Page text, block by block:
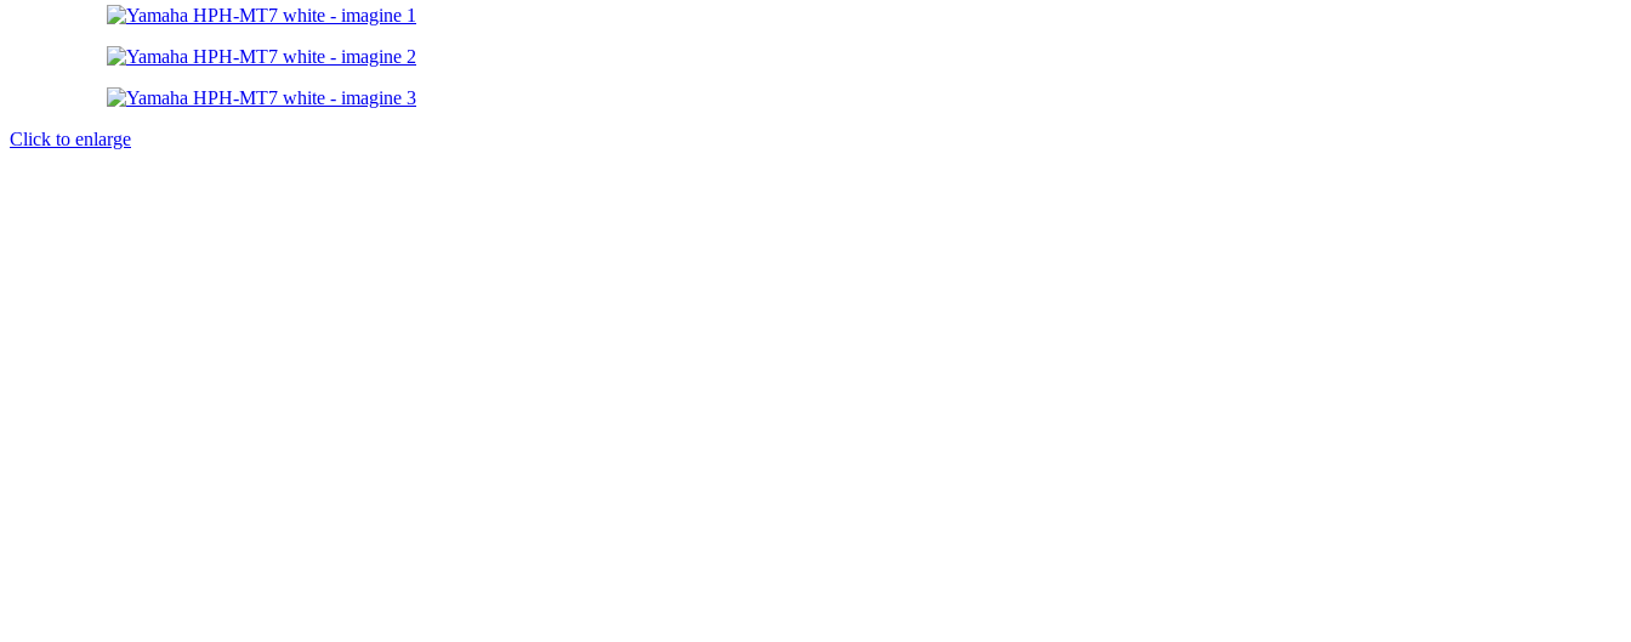
Click to enlarge